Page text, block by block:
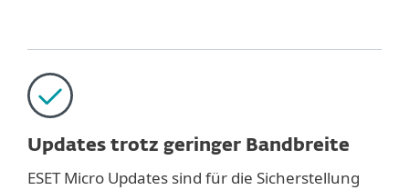
Updates trotz geringer Bandbreite
ESET Micro Updates sind für die Sicherstellung